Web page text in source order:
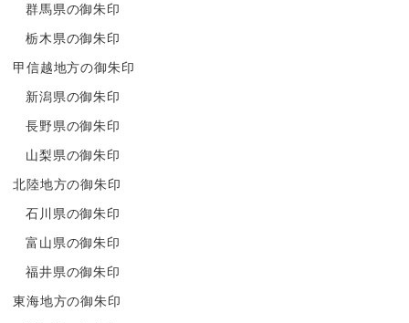
群馬県の御朱印
栃木県の御朱印
甲信越地方の御朱印
新潟県の御朱印
長野県の御朱印
山梨県の御朱印
北陸地方の御朱印
石川県の御朱印
富山県の御朱印
福井県の御朱印
東海地方の御朱印